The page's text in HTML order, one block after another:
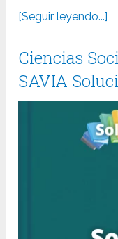
[Seguir leyendo...]
Ciencias
SAVIA